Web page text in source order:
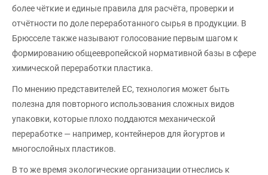
более чёткие и единые правила для расчёта, проверки и
отчётности по доле переработанного сырья в продукции. В
Брюсселе также называют голосование первым шагом к
формированию общеевропейской нормативной базы в сфере
химической переработки пластика.
По мнению представителей ЕС, технология может быть
полезна для повторного использования сложных видов
упаковки, которые плохо поддаются механической
переработке — например, контейнеров для йогуртов и
многослойных пластиков.
В то же время экологические организации отнеслись к